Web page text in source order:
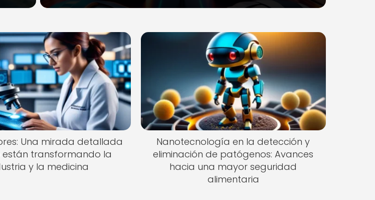
Una mirada detallada
transformando la
y la medicina
Nanotecnología en la detección y
eliminación de patógenos: Avances
hacia una mayor seguridad
alimentaria